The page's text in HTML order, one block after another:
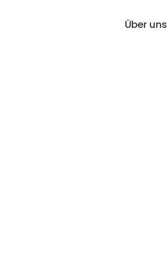
Über uns